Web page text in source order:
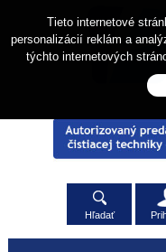
Hľadať
Tieto internetové
personalizácií reklám a
týchto internetových